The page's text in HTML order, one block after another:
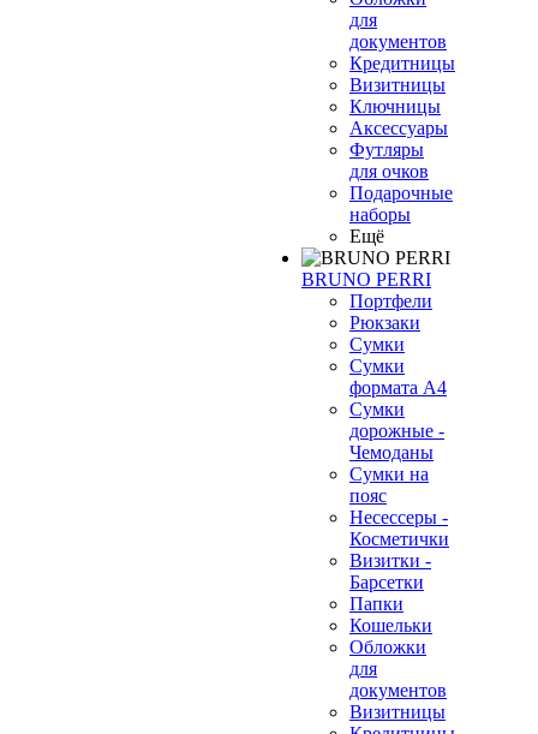
для
документов
Кредитницы
Визитницы
Ключницы
Аксессуары
Футляры
для очков
Подарочные
наборы
Ещё
BRUNO PERRI
Портфели
Рюкзаки
Сумки
Сумки
формата А4
Сумки
дорожные -
Чемоданы
Сумки на
пояс
Несессеры -
Косметички
Визитки -
Барсетки
Папки
Кошельки
Обложки
для
документов
Визитницы